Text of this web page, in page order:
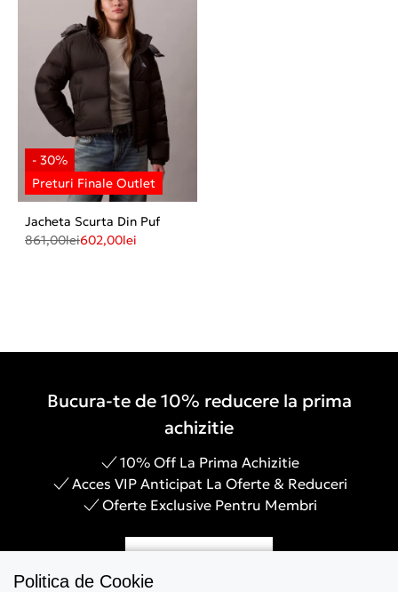
Jacheta Scurta Din Puf
861,00lei602,00lei
Bucura-te de 10% reducere la prima
achizitie
10% Off La Prima Achizitie
Acces VIP Anticipat La Oferte & Reduceri
Oferte Exclusive Pentru Membri
Politica de Cookie